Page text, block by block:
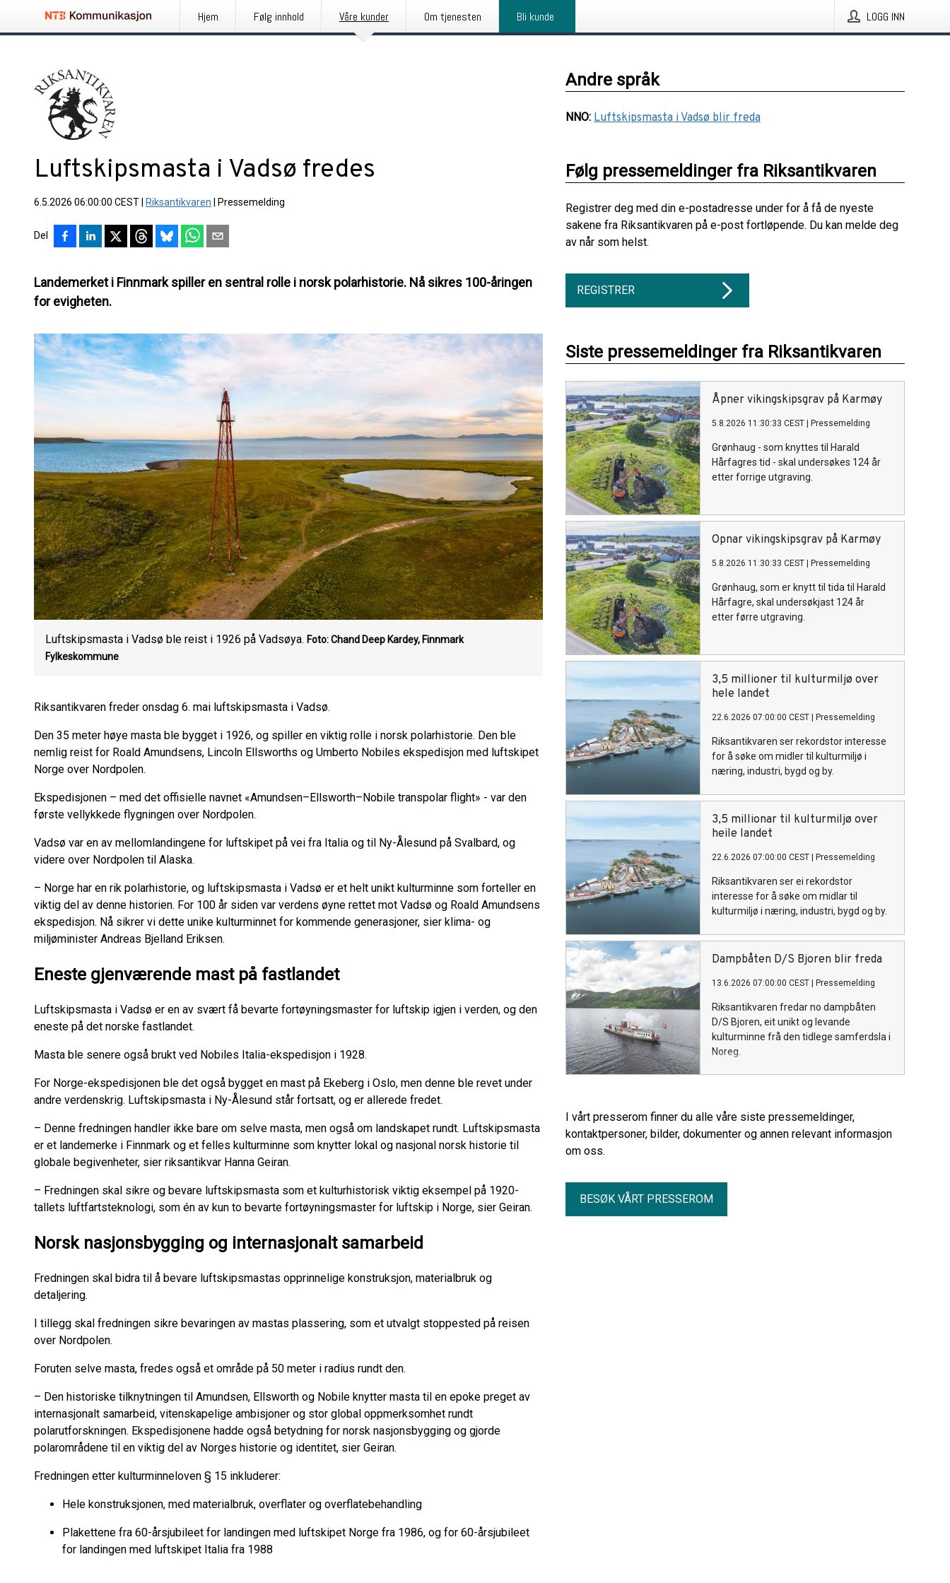
Hjem Følg innhold Våre kunder Om tjenesten Bli kunde LOGG INN
Luftskipsmasta i Vadsø fredes
6.5.2026 06:00:00 CEST Riksantikvaren Pressemelding
Del
Landemerket i Finnmark spiller en sentral rolle i norsk polarhistorie. Nå sikres 100-åringen
for evigheten.
Luftskipsmasta i Vadsø ble reist i 1926 på Vadsøya. Foto: Chand Deep Kardey, Finnmark
Fylkeskommune
Riksantikvaren freder onsdag 6. mai luftskipsmasta i Vadsø.
Den 35 meter høye masta ble bygget i 1926, og spiller en viktig rolle i norsk polarhistorie. Den ble
nemlig reist for Roald Amundsens, Lincoln Ellsworths og Umberto Nobiles ekspedisjon med luftskipet
Norge over Nordpolen.
Ekspedisjonen – med det offisielle navnet «Amundsen–Ellsworth–Nobile transpolar flight» - var den
første vellykkede flygningen over Nordpolen.
Vadsø var en av mellomlandingene for luftskipet på vei fra Italia og til Ny-Ålesund på Svalbard, og
videre over Nordpolen til Alaska.
– Norge har en rik polarhistorie, og luftskipsmasta i Vadsø er et helt unikt kulturminne som forteller en
viktig del av denne historien. For 100 år siden var verdens øyne rettet mot Vadsø og Roald Amundsens
ekspedisjon. Nå sikrer vi dette unike kulturminnet for kommende generasjoner, sier klima- og
miljøminister Andreas Bjelland Eriksen.
Eneste gjenværende mast på fastlandet
Luftskipsmasta i Vadsø er en av svært få bevarte fortøyningsmaster for luftskip igjen i verden, og den
eneste på det norske fastlandet.
Masta ble senere også brukt ved Nobiles Italia-ekspedisjon i 1928.
For Norge-ekspedisjonen ble det også bygget en mast på Ekeberg i Oslo, men denne ble revet under
andre verdenskrig. Luftskipsmasta i Ny-Ålesund står fortsatt, og er allerede fredet.
– Denne fredningen handler ikke bare om selve masta, men også om landskapet rundt. Luftskipsmasta
er et landemerke i Finnmark og et felles kulturminne som knytter lokal og nasjonal norsk historie til
globale begivenheter, sier riksantikvar Hanna Geiran.
– Fredningen skal sikre og bevare luftskipsmasta som et kulturhistorisk viktig eksempel på 1920-
tallets luftfartsteknologi, som én av kun to bevarte fortøyningsmaster for luftskip i Norge, sier Geiran.
Norsk nasjonsbygging og internasjonalt samarbeid
Fredningen skal bidra til å bevare luftskipsmastas opprinnelige konstruksjon, materialbruk og
detaljering.
I tillegg skal fredningen sikre bevaringen av mastas plassering, som et utvalgt stoppested på reisen
over Nordpolen.
Foruten selve masta, fredes også et område på 50 meter i radius rundt den.
– Den historiske tilknytningen til Amundsen, Ellsworth og Nobile knytter masta til en epoke preget av
internasjonalt samarbeid, vitenskapelige ambisjoner og stor global oppmerksomhet rundt
polarutforskningen. Ekspedisjonene hadde også betydning for norsk nasjonsbygging og gjorde
polarområdene til en viktig del av Norges historie og identitet, sier Geiran.
Fredningen etter kulturminneloven § 15 inkluderer:
Hele konstruksjonen, med materialbruk, overflater og overflatebehandling
Plakettene fra 60-årsjubileet for landingen med luftskipet Norge fra 1986, og for 60-årsjubileet
for landingen med luftskipet Italia fra 1988
Andre språk
NNO: Luftskipsmasta i Vadsø blir freda
Følg pressemeldinger fra Riksantikvaren
Registrer deg med din e-postadresse under for å få de nyeste
sakene fra Riksantikvaren på e-post fortløpende. Du kan melde deg
av når som helst.
REGISTRER
Siste pressemeldinger fra Riksantikvaren
Åpner vikingskipsgrav på Karmøy
5.8.2026 11:30:33 CEST Pressemelding
Grønhaug - som knyttes til Harald
Hårfagres tid - skal undersøkes 124 år
etter forrige utgraving.
Opnar vikingskipsgrav på Karmøy
5.8.2026 11:30:33 CEST Pressemelding
Grønhaug, som er knytt til tida til Harald
Hårfagre, skal undersøkjast 124 år
etter førre utgraving.
3,5 millioner til kulturmiljø over
hele landet
22.6.2026 07:00:00 CEST Pressemelding
Riksantikvaren ser rekordstor interesse
for å søke om midler til kulturmiljø i
næring, industri, bygd og by.
3,5 millionar til kulturmiljø over
heile landet
22.6.2026 07:00:00 CEST Pressemelding
Riksantikvaren ser ei rekordstor
interesse for å søke om midlar til
kulturmiljø i næring, industri, bygd og by.
Dampbåten D/S Bjoren blir freda
13.6.2026 07:00:00 CEST Pressemelding
Riksantikvaren fredar no dampbåten
D/S Bjoren, eit unikt og levande
kulturminne frå den tidlege samferdsla i
Noreg.
I vårt presserom finner du alle våre siste pressemeldinger,
kontaktpersoner, bilder, dokumenter og annen relevant informasjon
om oss.
BESØK VÅRT PRESSEROM